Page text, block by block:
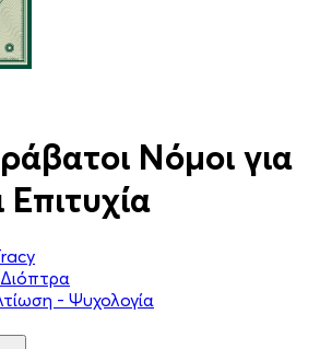
Νόμοι για
- Ψυχολογία